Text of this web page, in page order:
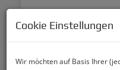
Cookie Einstellungen
Wir möchten auf Basis Ihrer